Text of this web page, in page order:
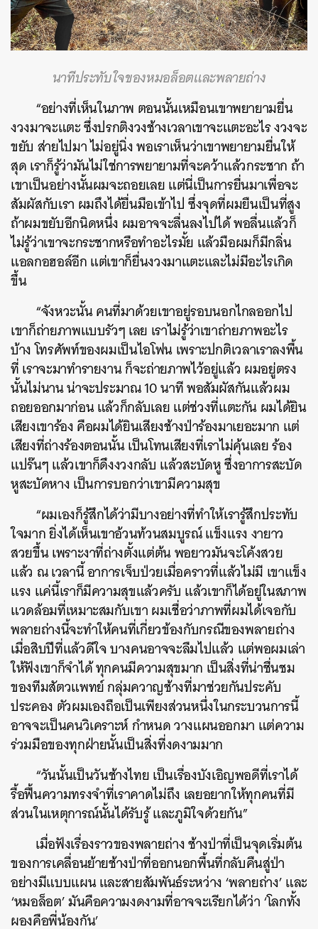
นาทีประทับใจของหมอล็อตและพลายถ่าง
“อย่างที่เห็นในภาพ ตอนนั้นเหมือนเขาพยายามยื่น
งวงมาจะแตะ ซึ่งปรกติงวงช้างเวลาเขาจะแตะอะไร งวงจะ
ขยับ ส่ายไปมา ไม่อยู่นิ่ง พอเราเห็นว่าเขาพยายามยื่นให้
สุด เราก็รู้ว่ามันไม่ใช่การพยายามที่จะคว้าแล้วกระชาก ถ้า
เขาเป็นอย่างนั้นผมจะถอยเลย แต่นี่เป็นการยื่นมาเพื่อจะ
สัมผัสกับเรา ผมถึงได้ยื่นมือเข้าไป ซึ่งจุดที่ผมยืนเป็นที่สูง
ถ้าผมขยับอีกนิดหนึ่ง ผมอาจจะลื่นลงไปได้ พอลื่นแล้วก็
ไม่รู้ว่าเขาจะกระชากหรือทำอะไรมั้ย แล้วมือผมก็มีกลิ่น
แอลกอฮอล์อีก แต่เขาก็ยื่นงวงมาแตะและไม่มีอะไรเกิด
ขึ้น
“จังหวะนั้น คนที่มาด้วยเขาอยู่รอบนอกไกลออกไป
เขาก็ถ่ายภาพแบบรัวๆ เลย เราไม่รู้ว่าเขาถ่ายภาพอะไร
บ้าง โทรศัพท์ของผมเป็นไอโฟน เพราะปกติเวลาเราลงพื้น
ที่ เราจะมาทำรายงาน ก็จะถ่ายภาพไว้อยู่แล้ว ผมอยู่ตรง
นั้นไม่นาน น่าจะประมาณ 10 นาที พอสัมผัสกันแล้วผม
ถอยออกมาก่อน แล้วก็กลับเลยแต่ช่วงที่แตะกัน ผมได้ยิน
เสียงเขาร้อง คือผมได้ยินเสียงช้างป่าร้องมาเยอะมาก แต่
เสียงที่ถ่างร้องตอนนั้น เป็นโทนเสียงที่เราไม่คุ้นเลย ร้อง
แปร๊นๆ แล้วเขาก็ดึงงวงกลับ แล้วสะบัดหู ซึ่งอาการสะบัด
หูสะบัดหาง เป็นการบอกว่าเขามีความสุข
“ผมเองก็รู้สึกได้ว่ามีบางอย่างที่ทำให้เรารู้สึกประทับ
ใจมาก ยิ่งได้เห็นเขาอ้วนท้วนสมบูรณ์ แข็งแรง งายาว
สวยขึ้น เพราะงาที่ถ่างตั้งแต่ต้น พอยาวมันจะโค้งสวย
แล้ว ณ เวลานี้ อาการเจ็บป่วยเมื่อคราวที่แล้วไม่มี เขาแข็ง
แรง แค่นี้เราก็มีความสุขแล้วครับ แล้วเขาก็ได้อยู่ในสภาพ
แวดล้อมที่เหมาะสมกับเขา ผมเชื่อว่าภาพที่ผมได้เจอกับ
พลายถ่างนี้จะทำให้คนที่เกี่ยวข้องกับกรณีของพลายถ่าง
เมื่อสิบปีที่แล้วดีใจ บางคนอาจจะลืมไปแล้ว แต่พอผมเล่า
ให้ฟังเขาก็จำได้ ทุกคนมีความสุขมาก เป็นสิ่งที่น่าชื่นชม
ของทีมสัตวแพทย์ กลุ่มควาญช้างที่มาช่วยกันประคับ
ประคอง ตัวผมเองถือเป็นเพียงส่วนหนึ่งในกระบวนการนี้
อาจจะเป็นคนวิเคราะห์ กำหนด วางแผนออกมา แต่ความ
ร่วมมือของทุกฝ่ายนั้นเป็นสิ่งที่งดงามมาก
“วันนั้นเป็นวันช้างไทย เป็นเรื่องบังเอิญพอดีที่เราได้
รื้อฟื้นความทรงจำที่เราคาดไม่ถึง เลยอยากให้ทุกคนที่มี
ส่วนในเหตุการณ์นั้นได้รับรู้ และภูมิใจด้วยกัน”
เมื่อฟังเรื่องราวของพลายถ่าง ช้างป่าที่เป็นจุดเริ่มต้น
ของการเคลื่อนย้ายช้างป่าที่ออกนอกพื้นที่กลับคืนสู่ป่า
อย่างมีแบบแผน และสายสัมพันธ์ระหว่าง ‘พลายถ่าง’ และ
‘หมอล็อต’ มันคือความงดงามที่อาจจะเรียกได้ว่า ‘โลกทั้ง
ผองคือพี่น้องกัน’